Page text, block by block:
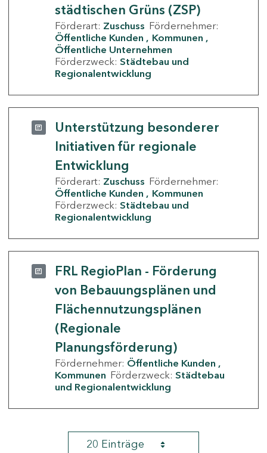
städtischen Grüns (ZSP)
Förderart: Zuschuss Fördernehmer:
Öffentliche Kunden
Kommunen
Öffentliche Unternehmen
Förderzweck: Städtebau und
Regionalentwicklung
Unterstützung besonderer
Initiativen für regionale
Entwicklung
Förderart: Zuschuss Fördernehmer:
Öffentliche Kunden
Kommunen
Förderzweck: Städtebau und
Regionalentwicklung
FRL RegioPlan - Förderung
von Bebauungsplänen und
Flächennutzungsplänen
(Regionale
Planungsförderung)
Fördernehmer: Öffentliche Kunden
Kommunen Förderzweck: Städtebau
und Regionalentwicklung
20 Einträge